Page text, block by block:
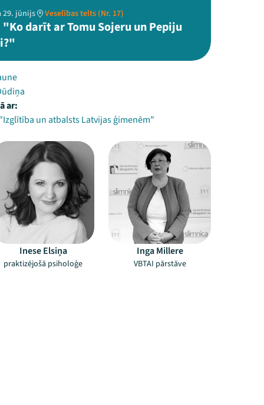
29. jūnijs Veselības telts (Nr. 17)
"Ko darīt ar Tomu Sojeru un Pepiju
ar:
un atbalsts Latvijas ģimenēm"
Inese Elsiņa
praktizējošā psiholoģe
Inga Millere
VBTAI pārstāve